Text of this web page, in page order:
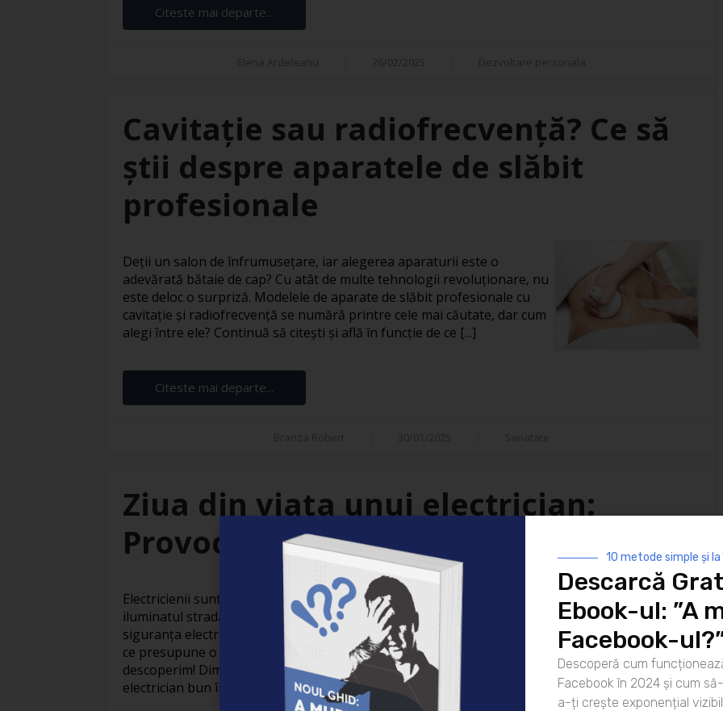
Citeste mai departe...
Cavitație sau radiofrecvență? Ce să
știi despre aparatele de slăbit
profesionale
Deții un salon de înfrumusețare, iar alegerea aparaturii este o
adevărată bătaie de cap? Cu atât de multe tehnologii revoluționare, nu
este deloc o surpriză. Modelele de aparate de slăbit profesionale cu
cavitație și radiofrecvență se numără printre cele mai căutate, dar cum
alegi între ele? Continuă să citești și află în funcție de ce [...]
Citeste mai departe...
Ziua din viața unui electrician:
Provocări și satisfacții
Electricienii sunt adevărați eroi invizibili ai vieții moderne. De la
iluminatul stradal care face orașele să strălucească noaptea până la
siguranța electrică din locuințe, activitatea lor este indispensabilă. Dar
ce presupune o zi obișnuită din viața unui electrician? Hai să
descoperim! Dimineața devreme: Pregătirea pentru zi Ziua unui
electrician bun începe devreme. Cu o ceașcă [...]
10 metode simple și
Descarcă
Ebook-ul: ”A
Facebook-
Descoperă cum
Facebook în 2024 și cum
a-ți crește exponențial